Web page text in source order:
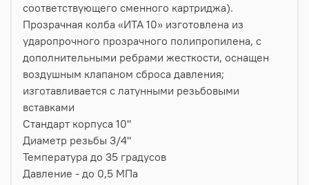
соответствующего сменного картриджа).
Прозрачная колба «ИТА 10» изготовлена из
ударопрочного прозрачного полипропилена, с
дополнительными ребрами жесткости, оснащен
воздушным клапаном сброса давления;
изготавливается с латунными резьбовыми
вставками
Стандарт корпуса 10"
Диаметр резьбы 3/4"
Температура до 35 градусов
Давление - до 0,5 МПа